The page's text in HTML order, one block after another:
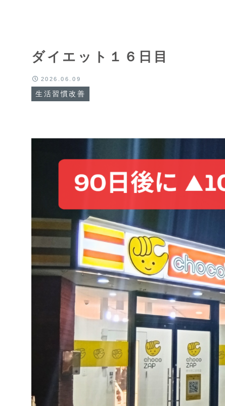
ダイエット１６日目
生活習慣改善
2026.06.09